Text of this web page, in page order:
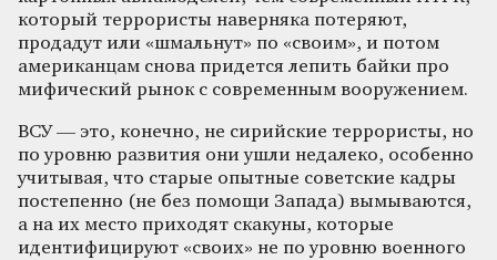
который террористы наверняка потеряют,
продадут или «шмальнут» по «своим», и потом
американцам снова придется лепить байки про
мифический рынок с современным вооружением.
ВСУ — это, конечно, не сирийские террористы, но
по уровню развития они ушли недалеко, особенно
учитывая, что старые опытные советские кадры
постепенно (не без помощи Запада) вымываются,
а на их место приходят скакуны, которые
идентифицируют «своих» не по уровню военного